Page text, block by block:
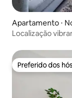
Apartamento ⋅
Localização
Preferido dos
Preferido dos